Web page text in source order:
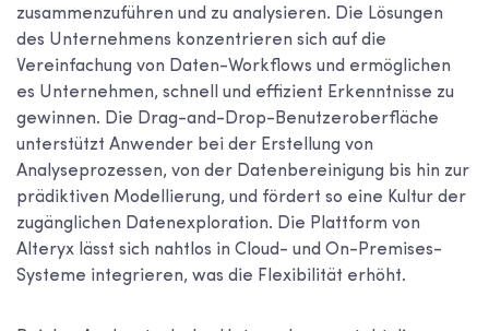
zusammenzuführen und zu analysieren. Die Lösungen
des Unternehmens konzentrieren sich auf die
Vereinfachung von Daten-Workflows und ermöglichen
es Unternehmen, schnell und effizient Erkenntnisse zu
gewinnen. Die Drag-and-Drop-Benutzeroberfläche
unterstützt Anwender bei der Erstellung von
Analyseprozessen, von der Datenbereinigung bis hin zur
prädiktiven Modellierung, und fördert so eine Kultur der
zugänglichen Datenexploration. Die Plattform von
Alteryx lässt sich nahtlos in Cloud- und On-Premises-
Systeme integrieren, was die Flexibilität erhöht.